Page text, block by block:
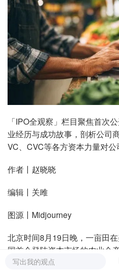
「IPO全观察」栏目聚焦首次
业经历与成功故事，剖析公司
VC、CVC等各方资本力量对公
作者丨赵晓晓
编辑丨关雎
图源丨Midjourney
北京时间8月19日晚，一亩田
国首个登陆资本市场的农业全
写出我的观点